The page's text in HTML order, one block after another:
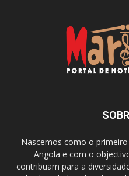
Nascemos como o
Angola e com o
contribuam para a